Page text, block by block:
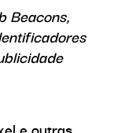
Beacons,